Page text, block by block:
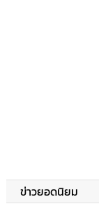
ข่าวยอดนิยม